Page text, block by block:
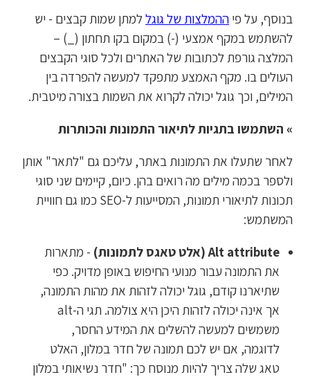
בנוסף, על פי ההמלצות של גוגללמתן שמות קבצים - יש
להשתמש במקף אמצעי (-) במקום בקו תחתון (_) –
המלצה גורפת לכתובות של האתרים ולכל סוגי הקבצים
העולים בו. מקף האמצע מתפקד למעשה להפרדה בין
המילים, וכך גוגל יכולה לקרוא את השמות בצורה מיטבית.
» השתמשו בתגיות לתיאור התמונות והכותרות
לאחר שתעלו את התמונות באתר, עליכם גם "לתאר" אותן
ולספר בכמה מילים מה רואים בהן. כיום, קיימים שני סוגי
תכונות לתיאורי תמונות, המסייעות ל-SEO כמו גם חוויית
המשתמש:
Alt attribute (אלט טאגס לתמונות)
- מתארות
את התמונה עבור מנועי החיפוש באופן מדויק. כפי
שתיארנו קודם, גוגל יכולה לזהות את מהות התמונה,
אך אינה יכולה לזהות היכן היא צולמה. תגי ה-alt
משמשים למעשה להשלים את המידע החסר,
לדוגמה, אם יש לכם תמונה של חדר במלון, האלט
טאג שלה צריך להיות מנוסח כך: "חדר נשיאותי במלון